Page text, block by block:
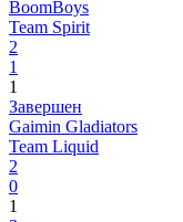
BoomBoys
Team Spirit
2
1
1
Завершен
Gaimin Gladiators
Team Liquid
2
0
1